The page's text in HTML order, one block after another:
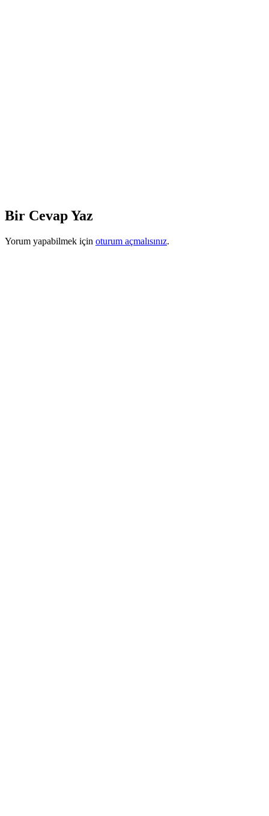
Bir Cevap Yaz
Yorum yapabilmek için oturum açmalısınız.